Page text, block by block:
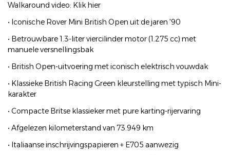
Walkaround video: Klik hier
• Iconische Rover Mini British Open uit de jaren '90
• Betrouwbare 1.3-liter viercilinder motor (1.275 cc) met
manuele versnellingsbak
• British Open-uitvoering met iconisch elektrisch vouwdak
• Klassieke British Racing Green kleurstelling met typisch Mini-
karakter
• Compacte Britse klassieker met pure karting-rijervaring
• Afgelezen kilometerstand van 73.949 km
• Italiaanse inschrijvingspapieren + E705 aanwezig